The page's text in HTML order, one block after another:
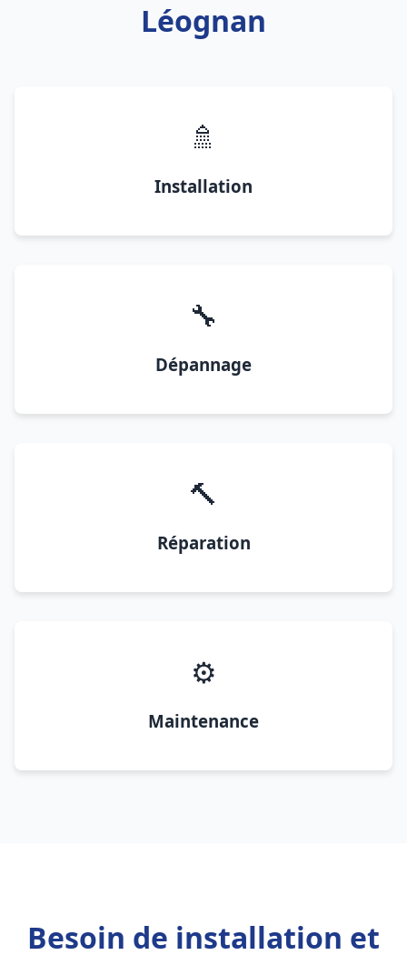
Léognan
🚿
Installation
🔧
Dépannage
🔨
Réparation
⚙️
Maintenance
Besoin de installation et